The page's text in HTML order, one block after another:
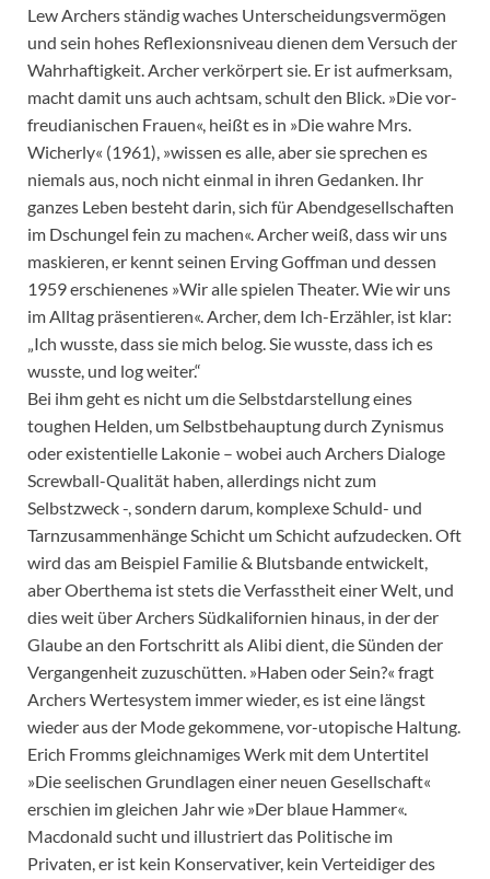
Lew Archers ständig waches Unterscheidungsvermögen
und sein hohes Reflexionsniveau dienen dem Versuch der
Wahrhaftigkeit. Archer verkörpert sie. Er ist aufmerksam,
macht damit uns auch achtsam, schult den Blick. »Die vor-
freudianischen Frauen«, heißt es in »Die wahre Mrs.
Wicherly« (1961), »wissen es alle, aber sie sprechen es
niemals aus, noch nicht einmal in ihren Gedanken. Ihr
ganzes Leben besteht darin, sich für Abendgesellschaften
im Dschungel fein zu machen«. Archer weiß, dass wir uns
maskieren, er kennt seinen Erving Goffman und dessen
1959 erschienenes »Wir alle spielen Theater. Wie wir uns
im Alltag präsentieren«. Archer, dem Ich-Erzähler, ist klar:
„Ich wusste, dass sie mich belog. Sie wusste, dass ich es
wusste, und log weiter.“
Bei ihm geht es nicht um die Selbstdarstellung eines
toughen Helden, um Selbstbehauptung durch Zynismus
oder existentielle Lakonie – wobei auch Archers Dialoge
Screwball-Qualität haben, allerdings nicht zum
Selbstzweck -, sondern darum, komplexe Schuld- und
Tarnzusammenhänge Schicht um Schicht aufzudecken. Oft
wird das am Beispiel Familie & Blutsbande entwickelt,
aber Oberthema ist stets die Verfasstheit einer Welt, und
dies weit über Archers Südkalifornien hinaus, in der der
Glaube an den Fortschritt als Alibi dient, die Sünden der
Vergangenheit zuzuschütten. »Haben oder Sein?« fragt
Archers Wertesystem immer wieder, es ist eine längst
wieder aus der Mode gekommene, vor-utopische Haltung.
Erich Fromms gleichnamiges Werk mit dem Untertitel
»Die seelischen Grundlagen einer neuen Gesellschaft«
erschien im gleichen Jahr wie »Der blaue Hammer«.
Macdonald sucht und illustriert das Politische im
Privaten, er ist kein Konservativer, kein Verteidiger des